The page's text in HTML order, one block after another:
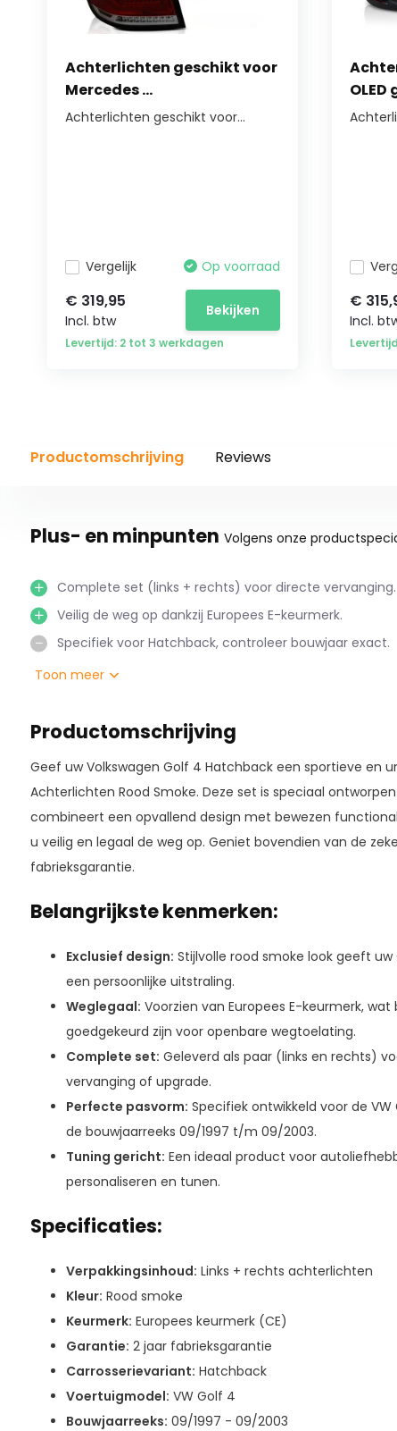
Achterlichten geschikt voor
Mercedes ...
Achterlichten geschikt voor...
Vergelijk Op voorraad
€ 319,95
Incl. btw
Bekijken
Levertijd: 2 tot 3 werkdagen
€
Incl.
Productomschrijving Reviews
Plus- en minpunten Volgens onze
Complete set (links + rechts) voor directe vervanging.
Veilig de weg op dankzij Europees E-keurmerk.
Specifiek voor Hatchback, controleer bouwjaar exact.
Toon meer
Productomschrijving
Geef uw Volkswagen Golf 4 Hatchback een sportieve en
Achterlichten Rood Smoke. Deze set is speciaal
combineert een opvallend design met bewezen
u veilig en legaal de weg op. Geniet bovendien van de
fabrieksgarantie.
Belangrijkste kenmerken:
Exclusief design: Stijlvolle rood smoke look geeft
een persoonlijke uitstraling.
Weglegaal: Voorzien van Europees E-keurmerk,
goedgekeurd zijn voor openbare wegtoelating.
Complete set: Geleverd als paar (links en rechts)
vervanging of upgrade.
Perfecte pasvorm: Specifiek ontwikkeld voor de
de bouwjaarreeks 09/1997 t/m 09/2003.
Tuning gericht: Een ideaal product voor
personaliseren en tunen.
Specificaties:
Verpakkingsinhoud: Links + rechts achterlichten
Kleur: Rood smoke
Keurmerk: Europees keurmerk (CE)
Garantie: 2 jaar fabrieksgarantie
Carrosserievariant: Hatchback
Voertuigmodel: VW Golf 4
Bouwjaarreeks: 09/1997 - 09/2003